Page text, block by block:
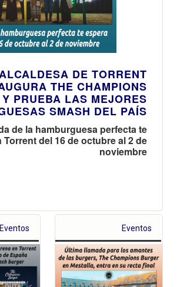
DE TORRENT
THE CHAMPIONS
PRUEBA LAS MEJORES
SMASH DEL PAÍS
de la hamburguesa perfecta te
Torrent del 16 de octubre al 2 de
noviembre
Eventos Eventos